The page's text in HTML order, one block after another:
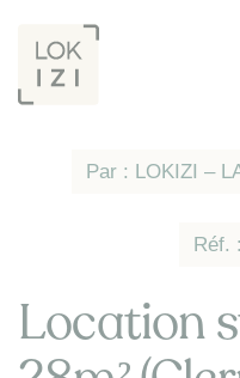
Réf.
Par : LOKIZI –
Location